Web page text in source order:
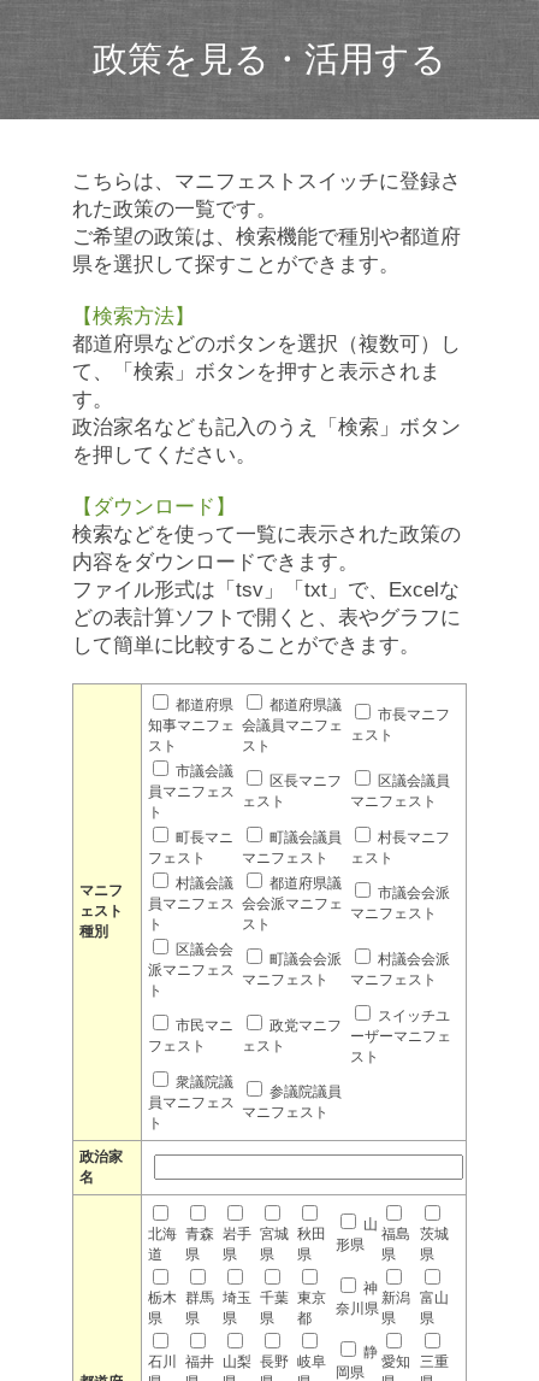
政策を見る・活用する
こちらは、マニフェストスイッチに登録さ
れた政策の一覧です。
ご希望の政策は、検索機能で種別や都道府
県を選択して探すことができます。
【検索方法】
都道府県などのボタンを選択（複数可）し
て、「検索」ボタンを押すと表示されま
す。
政治家名なども記入のうえ「検索」ボタン
を押してください。
【ダウンロード】
検索などを使って一覧に表示された政策の
内容をダウンロードできます。
ファイル形式は「tsv」「txt」で、Excelな
どの表計算ソフトで開くと、表やグラフに
して簡単に比較することができます。
マニフ
ェスト
種別
都道府県
知事マニフェ
スト
都道府県議
会議員マニフェ
スト
市長マニフ
ェスト
市議会議
員マニフェス
ト
区長マニフ
ェスト
区議会議員
マニフェスト
町長マニ
フェスト
町議会議員
マニフェスト
村長マニフ
ェスト
村議会議
員マニフェス
ト
都道府県議
会会派マニフェ
スト
市議会会派
マニフェスト
区議会会
派マニフェス
ト
町議会会派
マニフェスト
村議会会派
マニフェスト
市民マニ
フェスト
政党マニフ
ェスト
スイッチユ
ーザーマニフェ
スト
衆議院議
員マニフェス
ト
参議院議員
マニフェスト
政治家
名
北海
道
青森
県
岩手
県
宮城
県
秋田
県
山
形県
福島
県
茨城
県
栃木
県
群馬
県
埼玉
県
千葉
県
東京
都
神
奈川県
新潟
県
富山
県
石川
福井 山梨 長野 岐阜
静
岡県
愛知
三重